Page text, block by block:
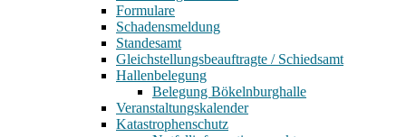
Formulare
Schadensmeldung
Standesamt
Gleichstellungsbeauftragte / Schiedsamt
Hallenbelegung
Belegung Bökelnburghalle
Veranstaltungskalender
Katastrophenschutz